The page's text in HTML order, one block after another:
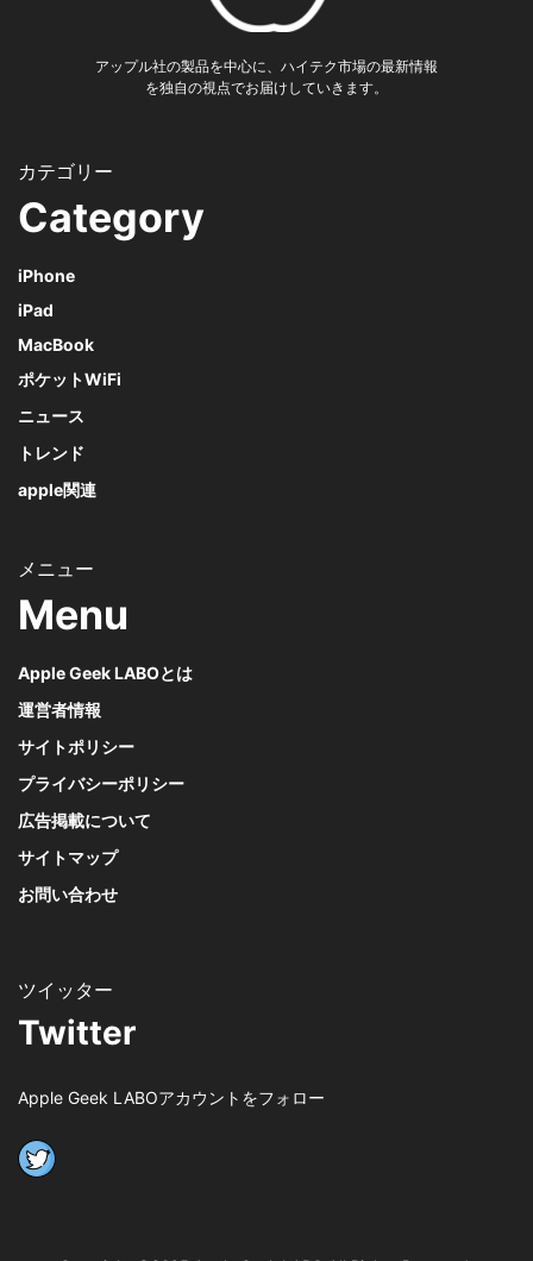
アップル社の製品を中心に、ハイテク市場の最新情報
を独自の視点でお届けしていきます。
Category
iPhone
iPad
MacBook
ポケットWiFi
ニュース
トレンド
apple関連
Menu
Apple Geek LABOとは
運営者情報
サイトポリシー
プライバシーポリシー
広告掲載について
サイトマップ
お問い合わせ
Twitter
Apple Geek LABOアカウントをフォロー